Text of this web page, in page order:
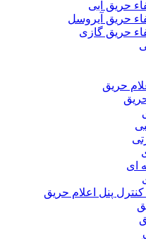
حریق آبی
حریق آیروسل
حریق گازی
حریق
ای
پنل اعلام حریق